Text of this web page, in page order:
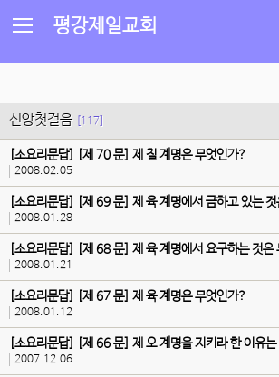
평강제일교회
신앙첫걸음 [117]
[소요리문답] [제 70 문] 제 칠 계명은 무엇인가?
2008.02.05
[소요리문답] [제 69 문] 제 육 계명에서 금하고 있는
2008.01.28
[소요리문답] [제 68 문] 제 육 계명에서 요구하는 것은
2008.01.21
[소요리문답] [제 67 문] 제 육 계명은 무엇인가?
2008.01.12
[소요리문답] [제 66 문] 제 오 계명을 지키라 한 이유
2007.12.06